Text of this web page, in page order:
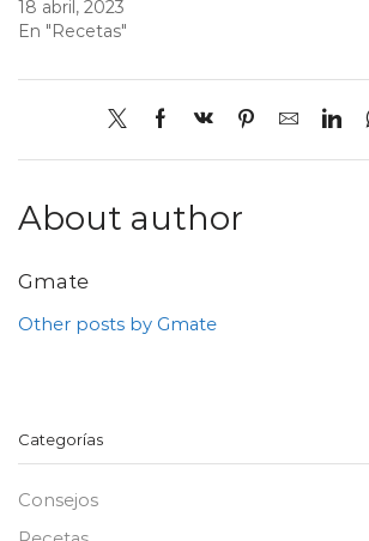
18 abril, 2023
En "Recetas"
About author
Gmate
Other posts by Gmate
Categorías
Consejos